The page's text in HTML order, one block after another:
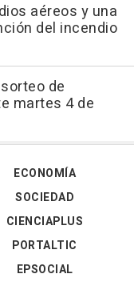
aéreos y una
del incendio
de
martes 4 de
ECONOMÍA
SOCIEDAD
CIENCIAPLUS
PORTALTIC
EPSOCIAL